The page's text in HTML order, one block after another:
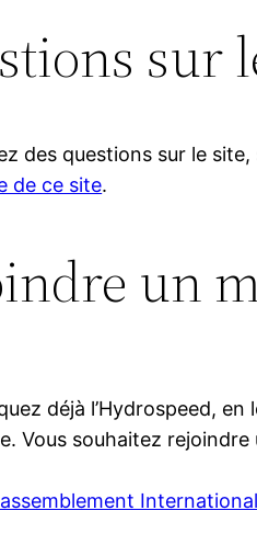
sur
des questions sur le
de ce site.
un
déjà l’Hydrospeed,
Vous souhaitez